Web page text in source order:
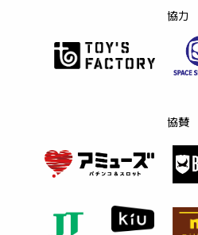
協力
協賛